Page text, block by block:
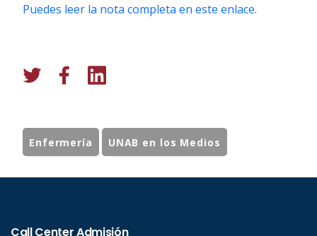
Puedes leer la nota completa en este enlace.
Enfermería UNAB en los Medios